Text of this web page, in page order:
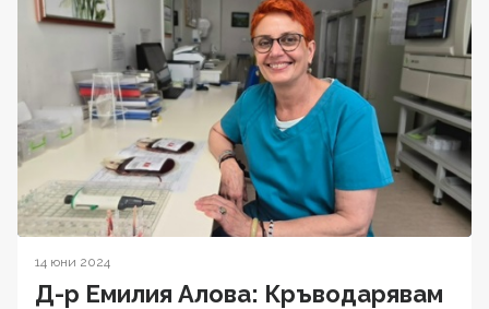
14 юни 2024
Д-р Емилия Алова: Кръводарявам